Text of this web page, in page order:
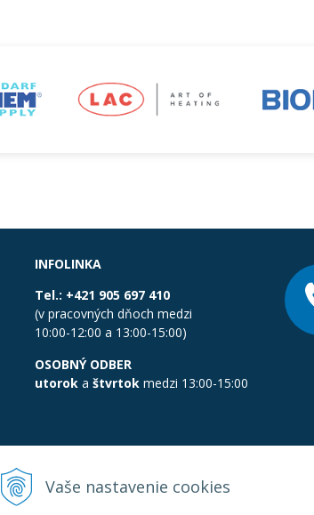
Vaše nastavenie cookies
INFOLINKA
Tel.: +421 905 697 410
(v pracovných dňoch medzi
10:00-12:00 a 13:00-15:00)
OSOBNÝ ODBER
utorok a štvrtok medzi 13:00-15:00